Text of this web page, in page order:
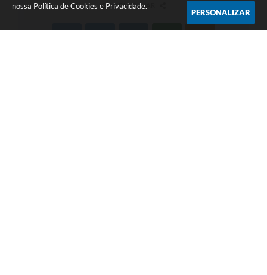
nossa Política de Cookies e Privacidade.
PERSONALIZAR
COMPARTILHAR